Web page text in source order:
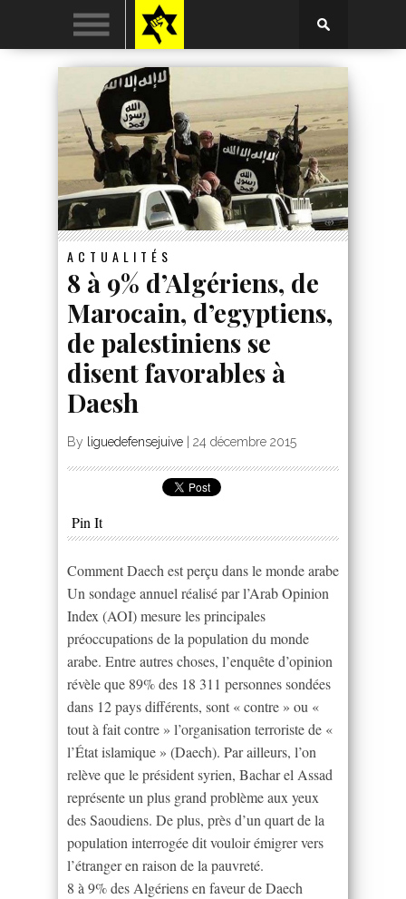
ACTUALITÉS
8 à 9% d’Algériens, de
Marocain, d’egyptiens,
de palestiniens se
disent favorables à
Daesh
By liguedefensejuive 24 décembre 2015
Pin It
Comment Daech est perçu dans le monde arabe
Un sondage annuel réalisé par l’Arab Opinion
Index (AOI) mesure les principales
préoccupations de la population du monde
arabe. Entre autres choses, l’enquête d’opinion
révèle que 89% des 18 311 personnes sondées
dans 12 pays différents, sont « contre » ou «
tout à fait contre » l’organisation terroriste de «
l’État islamique » (Daech). Par ailleurs, l’on
relève que le président syrien, Bachar el Assad
représente un plus grand problème aux yeux
des Saoudiens. De plus, près d’un quart de la
population interrogée dit vouloir émigrer vers
l’étranger en raison de la pauvreté.
8 à 9% des Algériens en faveur de Daech